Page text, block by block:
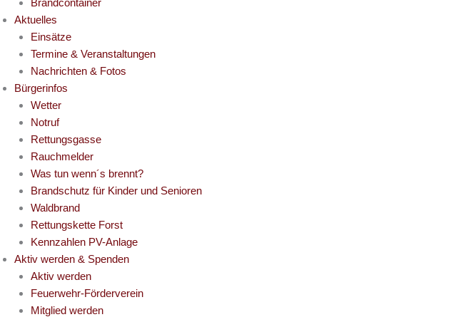
Aktuelles
Einsätze
Termine & Veranstaltungen
Nachrichten & Fotos
Bürgerinfos
Wetter
Notruf
Rettungsgasse
Rauchmelder
Was tun wenn´s brennt?
Brandschutz für Kinder und Senioren
Waldbrand
Rettungskette Forst
Kennzahlen PV-Anlage
Aktiv werden & Spenden
Aktiv werden
Feuerwehr-Förderverein
Mitglied werden